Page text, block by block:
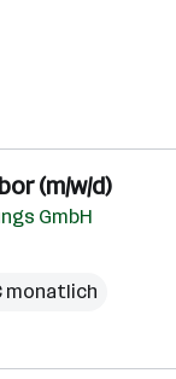
(m/w/d)
GmbH
monatlich